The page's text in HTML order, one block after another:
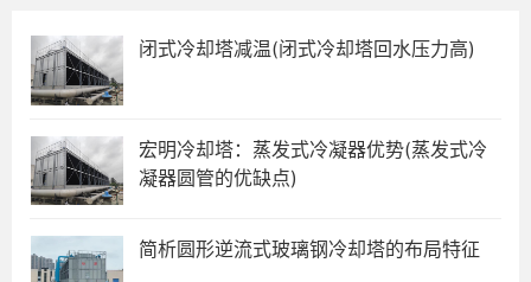
闭式冷却塔减温(闭式冷却塔回水压力高)
宏明冷却塔：蒸发式冷凝器优势(蒸发式冷
凝器圆管的优缺点)
简析圆形逆流式玻璃钢冷却塔的布局特征